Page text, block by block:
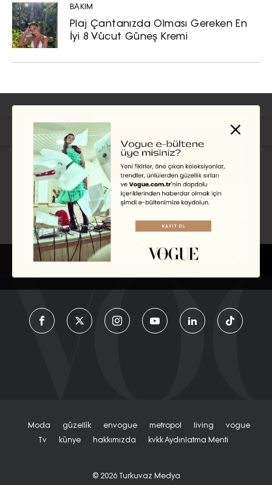
BAKIM
Plaj Çantanızda Olması Gereken En
İyi 8 Vücut Güneş Kremi
İlgili Başlıklar
EDİSYON
Moda Güzelli̇k Envogue Metropol Living
Vogue
Tv
Künye Hakkımızda Kvkk Aydınlatma Menti
© 2026 Turkuvaz Medya